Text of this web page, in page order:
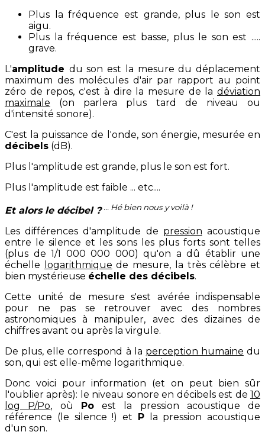
Plus la fréquence est grande, plus le son est
aigu.
Plus la fréquence est basse, plus le son est .....
grave.
L'amplitude du son est la mesure du déplacement
maximum des molécules d'air par rapport au point
zéro de repos, c'est à dire la mesure de la déviation
maximale (on parlera plus tard de niveau ou
d'intensité sonore).
C'est la puissance de l'onde, son énergie, mesurée en
décibels (dB).
Plus l'amplitude est grande, plus le son est fort.
Plus l'amplitude est faible ... etc....
Et alors le décibel ? ... Hé bien nous y voilà !
Les différences d'amplitude de pression acoustique
entre le silence et les sons les plus forts sont telles
(plus de 1/1 000 000 000) qu'on a dû établir une
échelle
logarithmique de mesure, la très célèbre et
bien mystérieuse échelle des décibels.
Cette unité de mesure s'est avérée indispensable
pour ne pas se retrouver avec des nombres
astronomiques à manipuler, avec des dizaines de
chiffres avant ou après la virgule.
De plus, elle correspond à la perception humaine du
son, qui est elle-même logarithmique.
Donc voici pour information (et on peut bien sûr
l'oublier après): le niveau sonore en décibels est de 10
log P/Po, où Poest la pression acoustique de
référence (le silence !) et
Pla pression acoustique
d'un son.